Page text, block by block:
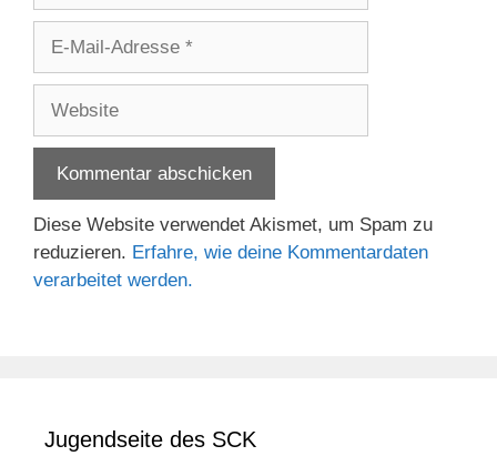
Adresse
Diese Website verwendet Akismet, um Spam zu
reduzieren. Erfahre, wie deine Kommentardaten
verarbeitet werden.
Jugendseite des SCK